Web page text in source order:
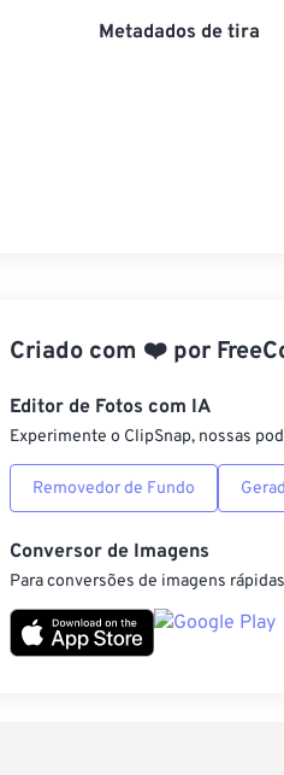
Metadados de tira
Criado com ❤️ por
Editor de Fotos com IA
Experimente o ClipSnap, nossas
Removedor de Fundo
Conversor de Imagens
Para conversões de imagens